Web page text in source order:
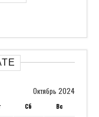
Октябрь 2024
Сб Вс